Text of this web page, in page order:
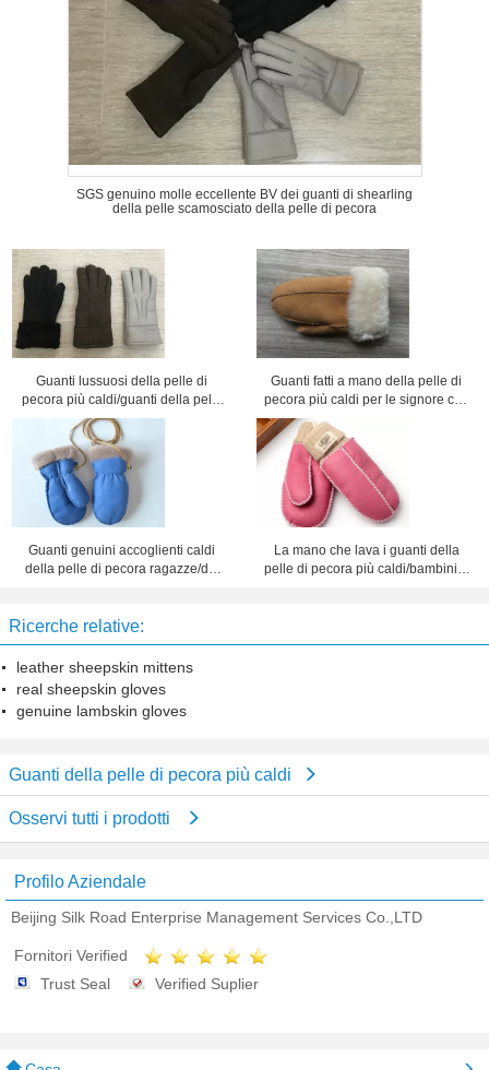
SGS genuino molle eccellente BV dei guanti di shearling
della pelle scamosciato della pelle di pecora
Guanti lussuosi della pelle di
pecora più caldi/guanti della pelle
di pecora donne di cuoio del nero
Guanti fatti a mano della pelle di
pecora più caldi per le signore con
le dimensioni 5 - 6cm del polsino
Guanti genuini accoglienti caldi
della pelle di pecora ragazze/dei
La mano che lava i guanti della
pelle di pecora più caldi/bambini a
Ricerche relative:
leather sheepskin mittens
real sheepskin gloves
genuine lambskin gloves
Guanti della pelle di pecora più caldi
Osservi tutti i prodotti
Profilo Aziendale
Beijing Silk Road Enterprise Management Services Co.,LTD
Fornitori Verified
Trust Seal
Verified Suplier